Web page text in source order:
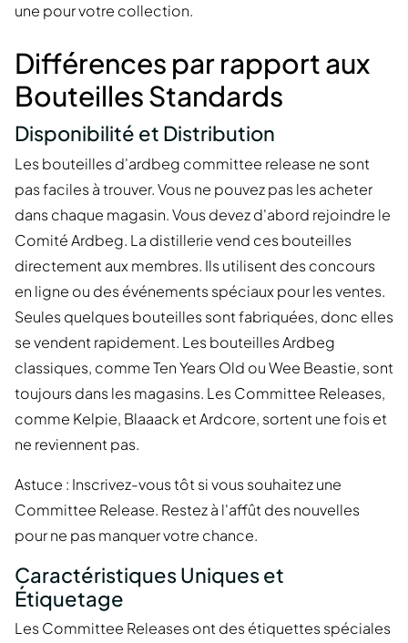
une pour votre collection.
Différences par rapport aux
Bouteilles Standards
Disponibilité et Distribution
Les bouteilles d'ardbeg committee release ne sont
pas faciles à trouver. Vous ne pouvez pas les acheter
dans chaque magasin. Vous devez d'abord rejoindre le
Comité Ardbeg. La distillerie vend ces bouteilles
directement aux membres. Ils utilisent des concours
en ligne ou des événements spéciaux pour les ventes.
Seules quelques bouteilles sont fabriquées, donc elles
se vendent rapidement. Les bouteilles Ardbeg
classiques, comme Ten Years Old ou Wee Beastie, sont
toujours dans les magasins. Les Committee Releases,
comme Kelpie, Blaaack et Ardcore, sortent une fois et
ne reviennent pas.
Astuce : Inscrivez-vous tôt si vous souhaitez une
Committee Release. Restez à l'affût des nouvelles
pour ne pas manquer votre chance.
Caractéristiques Uniques et
Étiquetage
Les Committee Releases ont des étiquettes spéciales